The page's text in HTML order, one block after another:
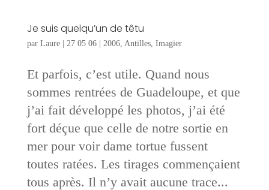
Je suis quelqu’un de têtu
par Laure| 27 05 06| 2006, Antilles, Imagier
Et parfois, c’est utile. Quand nous
sommes rentrées de Guadeloupe, et que
j’ai fait développé les photos, j’ai été
fort déçue que celle de notre sortie en
mer pour voir dame tortue fussent
toutes ratées. Les tirages commençaient
tous après. Il n’y avait aucune trace...